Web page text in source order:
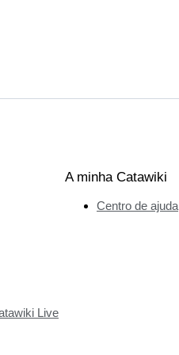
Live
A minha Catawiki
Centro de ajuda